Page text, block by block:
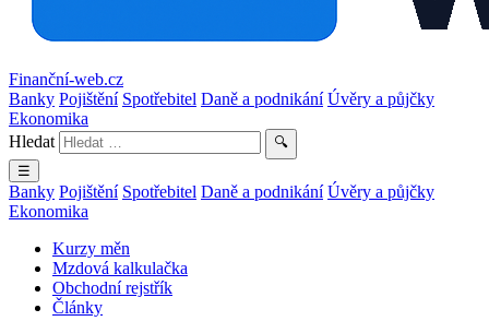
Finanční-web.cz
Banky Pojištění Spotřebitel Daně a podnikání Úvěry a půjčky
Ekonomika
Hledat
🔍
☰
Banky Pojištění Spotřebitel Daně a podnikání Úvěry a půjčky
Ekonomika
Kurzy měn
Mzdová kalkulačka
Obchodní rejstřík
Články